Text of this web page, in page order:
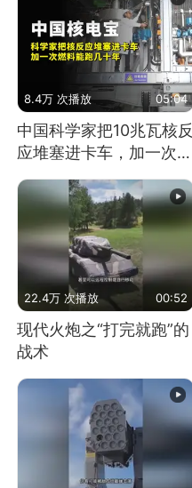
8.4万 次播放 05:04
中国科学家把10兆瓦核反
应堆塞进卡车，加一次燃
料能跑几十年
22.4万 次播放 00:52
现代火炮之“打完就跑”的
战术